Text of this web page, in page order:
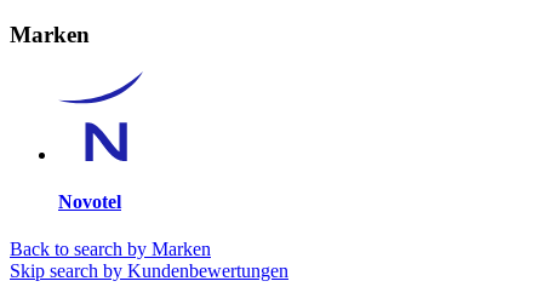
Marken
Novotel
Back to search by Marken
Skip search by Kundenbewertungen